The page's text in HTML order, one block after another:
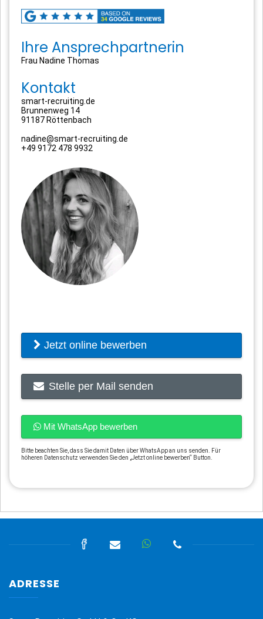
Ihre Ansprechpartnerin
Frau Nadine Thomas
Kontakt
smart-recruiting.de
Brunnenweg 14
91187 Röttenbach
nadine@smart-recruiting.de
+49 9172 478 9932
Jetzt online bewerben
Stelle per Mail senden
Mit WhatsApp bewerben
Bitte beachten Sie, dass Sie damit Daten über WhatsApp an uns senden. Für
höheren Datenschutz verwenden Sie den „Jetzt online bewerben“ Button.
ADRESSE